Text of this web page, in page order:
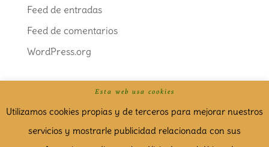
Feed de entradas
Feed de comentarios
WordPress.org
Politica de cookies Aviso Legal
Esta web usa cookies
Utilizamos cookies propias y de terceros para mejorar nuestros
servicios y mostrarle publicidad relacionada con sus